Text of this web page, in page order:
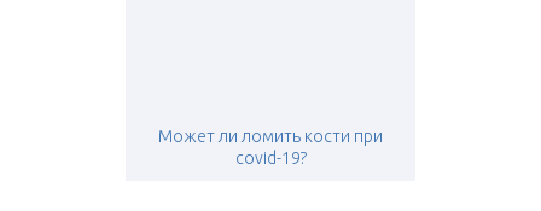
Может ли ломить кости при
covid-19?